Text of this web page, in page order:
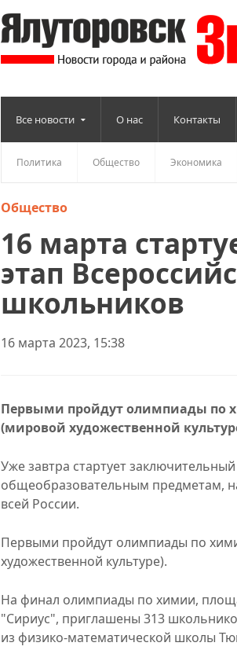
Все новости О нас Контакты
Политика Общество Экономика
Общество
16 марта
этап
школьников
16 марта 2023, 15:38
Первыми пройдут олимпиады по
(мировой художественной
Уже завтра стартует
общеобразовательным предметам,
всей России.
Первыми пройдут олимпиады по
художественной культуре).
На финал олимпиады по химии,
"Сириус", приглашены 313
из физико-математической школы